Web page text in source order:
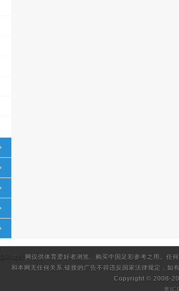
足球比分 网仅供体育爱好者浏览、购买中国足彩参考之用。任
和本网无任何关系.链接的广告不得违反国家法律规定，如有
Copyright © 2008-
粤